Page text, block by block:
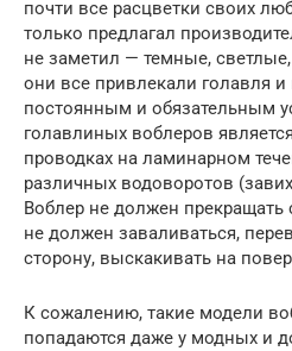
почти все расцветки своих
только предлагал
не заметил — темные,
они все привлекали голавля
постоянным и обязательным
голавлиных воблеров
проводках на ламинарном
различных водоворотов
Воблер не должен прекращать
не должен заваливаться,
сторону, выскакивать на
К сожалению, такие модели
попадаются даже у модных и